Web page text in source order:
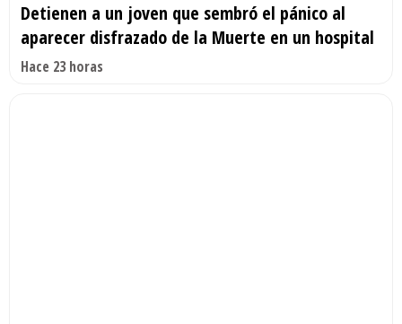
Detienen a un joven que sembró el pánico al
aparecer disfrazado de la Muerte en un hospital
Hace 23 horas